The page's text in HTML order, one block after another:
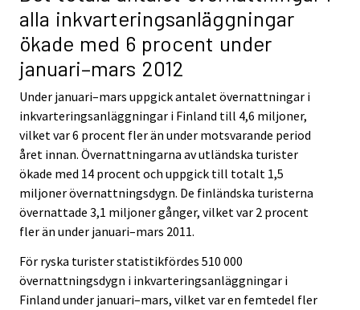
alla inkvarteringsanläggningar
ökade med 6 procent under
januari–mars 2012
Under januari–mars uppgick antalet övernattningar i
inkvarteringsanläggningar i Finland till 4,6 miljoner,
vilket var 6 procent fler än under motsvarande period
året innan. Övernattningarna av utländska turister
ökade med 14 procent och uppgick till totalt 1,5
miljoner övernattningsdygn. De finländska turisterna
övernattade 3,1 miljoner gånger, vilket var 2 procent
fler än under januari–mars 2011.
För ryska turister statistikfördes 510 000
övernattningsdygn i inkvarteringsanläggningar i
Finland under januari–mars, vilket var en femtedel fler